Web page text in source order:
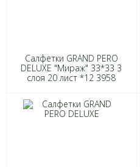
Салфетки GRAND PERO
DELUXE "Мираж" 33*33 3
слоя 20 лист *12 3958